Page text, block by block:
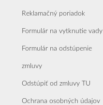
Reklamačný poriadok
Formulár na vytknutie vady
Formulár na odstúpenie
zmluvy
Odstúpiť od zmluvy TU
Ochrana osobných údajov